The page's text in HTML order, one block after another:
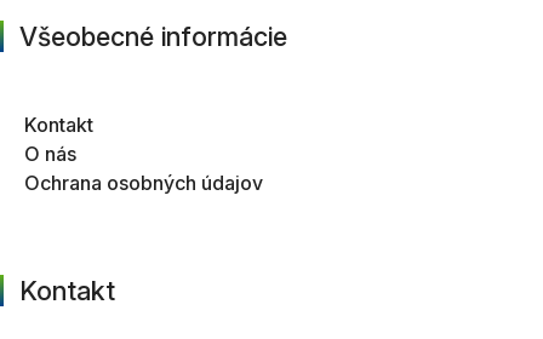
Všeobecné informácie
Kontakt
O nás
Ochrana osobných údajov
Kontakt